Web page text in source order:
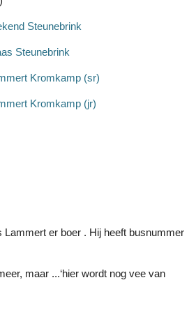
Steunebrink
(sr)
(jr)
Lammert er boer . Hij heeft busnummer
maar ...‘hier wordt nog vee van